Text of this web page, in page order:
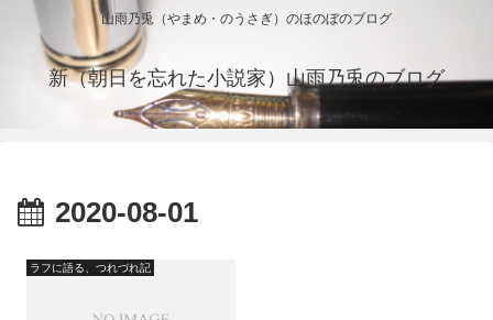
山雨乃兎（やまめ・のうさぎ）のほのぼのブログ
新（朝日を忘れた小説家）山雨乃兎のブログ
2020-08-01
ラフに語る、つれづれ記